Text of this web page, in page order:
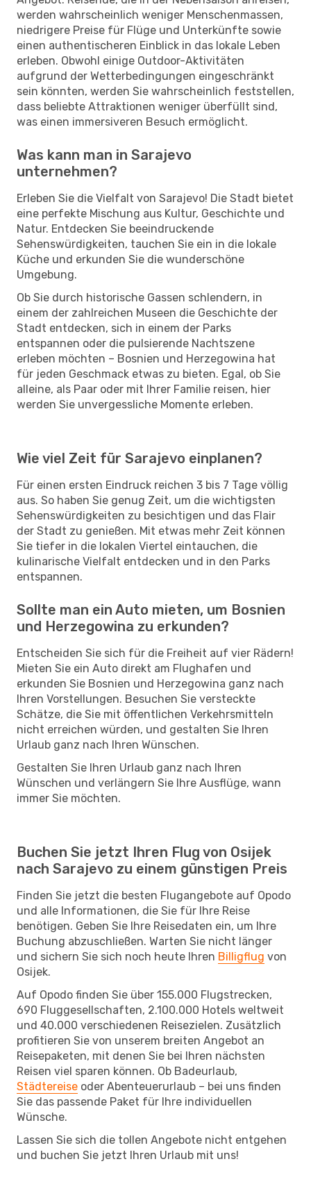
werden wahrscheinlich weniger Menschenmassen,
niedrigere Preise für Flüge und Unterkünfte sowie
einen authentischeren Einblick in das lokale Leben
erleben. Obwohl einige Outdoor-Aktivitäten
aufgrund der Wetterbedingungen eingeschränkt
sein könnten, werden Sie wahrscheinlich feststellen,
dass beliebte Attraktionen weniger überfüllt sind,
was einen immersiveren Besuch ermöglicht.
Was kann man in Sarajevo
unternehmen?
Erleben Sie die Vielfalt von Sarajevo! Die Stadt bietet
eine perfekte Mischung aus Kultur, Geschichte und
Natur. Entdecken Sie beeindruckende
Sehenswürdigkeiten, tauchen Sie ein in die lokale
Küche und erkunden Sie die wunderschöne
Umgebung.
Ob Sie durch historische Gassen schlendern, in
einem der zahlreichen Museen die Geschichte der
Stadt entdecken, sich in einem der Parks
entspannen oder die pulsierende Nachtszene
erleben möchten – Bosnien und Herzegowina hat
für jeden Geschmack etwas zu bieten. Egal, ob Sie
alleine, als Paar oder mit Ihrer Familie reisen, hier
werden Sie unvergessliche Momente erleben.
Wie viel Zeit für Sarajevo einplanen?
Für einen ersten Eindruck reichen 3 bis 7 Tage völlig
aus. So haben Sie genug Zeit, um die wichtigsten
Sehenswürdigkeiten zu besichtigen und das Flair
der Stadt zu genießen. Mit etwas mehr Zeit können
Sie tiefer in die lokalen Viertel eintauchen, die
kulinarische Vielfalt entdecken und in den Parks
entspannen.
Sollte man ein Auto mieten, um Bosnien
und Herzegowina zu erkunden?
Entscheiden Sie sich für die Freiheit auf vier Rädern!
Mieten Sie ein Auto direkt am Flughafen und
erkunden Sie Bosnien und Herzegowina ganz nach
Ihren Vorstellungen. Besuchen Sie versteckte
Schätze, die Sie mit öffentlichen Verkehrsmitteln
nicht erreichen würden, und gestalten Sie Ihren
Urlaub ganz nach Ihren Wünschen.
Gestalten Sie Ihren Urlaub ganz nach Ihren
Wünschen und verlängern Sie Ihre Ausflüge, wann
immer Sie möchten.
Buchen Sie jetzt Ihren Flug von Osijek
nach Sarajevo zu einem günstigen Preis
Finden Sie jetzt die besten Flugangebote auf Opodo
und alle Informationen, die Sie für Ihre Reise
benötigen. Geben Sie Ihre Reisedaten ein, um Ihre
Buchung abzuschließen. Warten Sie nicht länger
und sichern Sie sich noch heute Ihren Billigflug von
Osijek.
Auf Opodo finden Sie über 155.000 Flugstrecken,
690 Fluggesellschaften, 2.100.000 Hotels weltweit
und 40.000 verschiedenen Reisezielen. Zusätzlich
profitieren Sie von unserem breiten Angebot an
Reisepaketen, mit denen Sie bei Ihren nächsten
Reisen viel sparen können. Ob Badeurlaub,
Städtereise oder Abenteuerurlaub – bei uns finden
Sie das passende Paket für Ihre individuellen
Wünsche.
Lassen Sie sich die tollen Angebote nicht entgehen
und buchen Sie jetzt Ihren Urlaub mit uns!